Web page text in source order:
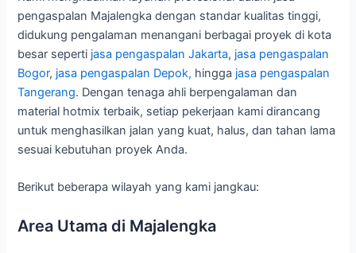
pengaspalan Majalengka dengan standar kualitas tinggi,
didukung pengalaman menangani berbagai proyek di kota
besar seperti jasa pengaspalan Jakarta, jasa pengaspalan
Bogor, jasa pengaspalan Depok, hingga jasa pengaspalan
Tangerang. Dengan tenaga ahli berpengalaman dan
material hotmix terbaik, setiap pekerjaan kami dirancang
untuk menghasilkan jalan yang kuat, halus, dan tahan lama
sesuai kebutuhan proyek Anda.
Berikut beberapa wilayah yang kami jangkau:
Area Utama di Majalengka